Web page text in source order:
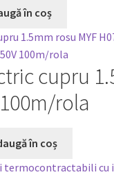
în coș
cupru
rola
în coș